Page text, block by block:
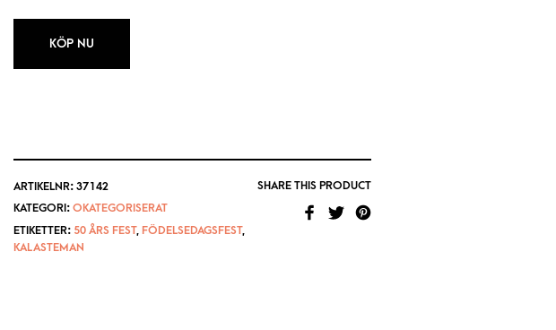
KÖP NU
ARTIKELNR: 37142
KATEGORI: OKATEGORISERAT
ETIKETTER: 50 ÅRS FEST, FÖDELSEDAGSFEST,
KALASTEMAN
SHARE THIS PRODUCT